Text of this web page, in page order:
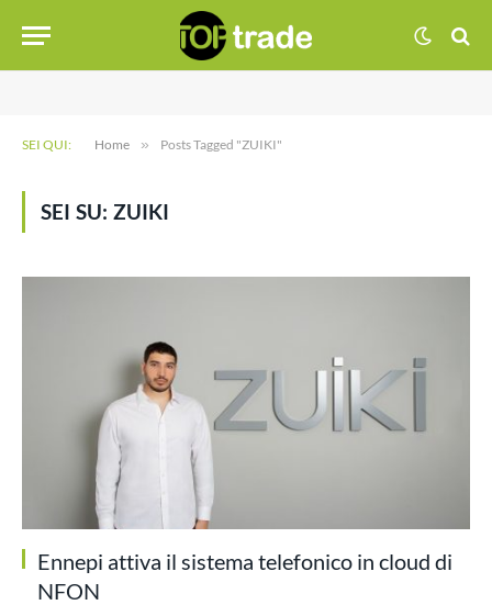
SEI QUI: Home » Posts Tagged "ZUIKI"
SEI SU: ZUIKI
Ennepi attiva il sistema telefonico in cloud di
NFON